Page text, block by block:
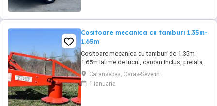
Cositoare mecanica cu tamburi 1.35m-
1.65m
Cositoare mecanica cu tamburi de 1.35m-
1.65m latime de lucru, cardan inclus, prelata,
cheie de cutite Transport in toate judetele
Caransebes, Caras-Severin
1 ianuarie